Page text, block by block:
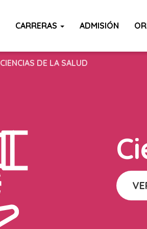
CARRERAS ADMISIÓN
CIENCIAS DE LA SALUD